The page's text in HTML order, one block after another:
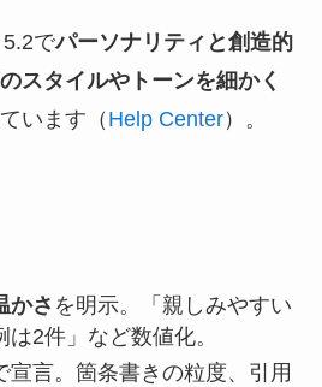
でパーソナリティと創造的
スタイルやトーンを細かく
います（ Help Center）。
かさ を明示。「親しみやすい
2件」など数値化。
宣言。箇条書きの粒度、引用